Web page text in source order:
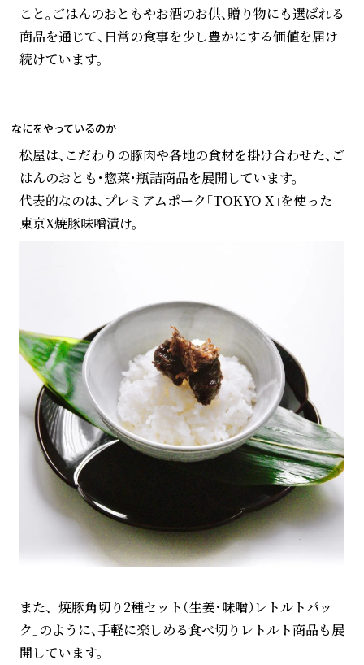
こと。ごはんのおともやお酒のお供、贈り物にも選ばれる
商品を通じて、日常の食事を少し豊かにする価値を届け
続けています。
なにをやっているのか
松屋は、こだわりの豚肉や各地の食材を掛け合わせた、ご
はんのおとも・惣菜・瓶詰商品を展開しています。
代表的なのは、プレミアムポーク「TOKYO X」を使った
東京X焼豚味噌漬け。
また、「焼豚角切り2種セット（生姜・味噌）レトルトパッ
ク」のように、手軽に楽しめる食べ切りレトルト商品も展
開しています。